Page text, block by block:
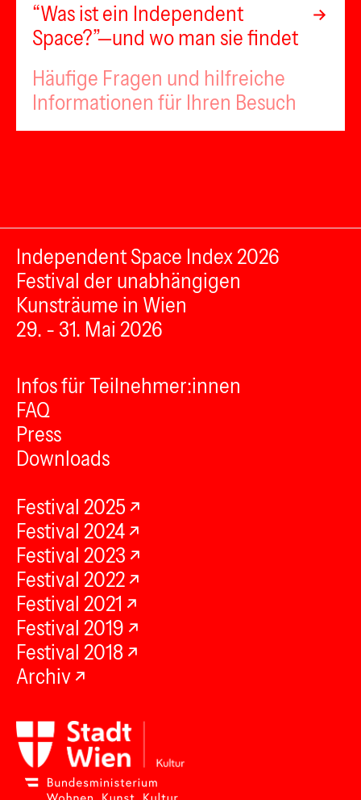
“Was ist ein Independent
Space?”—und wo man sie findet
Häufige Fragen und hilfreiche
Informationen für Ihren Besuch
Independent Space Index 2026
Festival der unabhängigen
Kunsträume in Wien
29. - 31. Mai 2026
Infos für Teilnehmer:innen
FAQ
Press
Downloads
Festival 2025
Festival 2024
Festival 2023
Festival 2022
Festival 2021
Festival 2019
Festival 2018
Archiv